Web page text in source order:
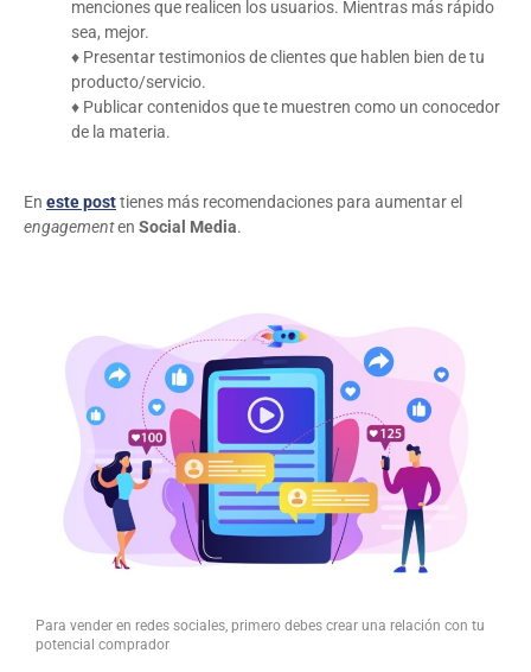
menciones que realicen los usuarios. Mientras más rápido
sea, mejor.
♦ Presentar testimonios de clientes que hablen bien de tu
producto/servicio.
♦ Publicar contenidos que te muestren como un conocedor
de la materia.
En este posttienes más recomendaciones para aumentar el
engagementen Social Media.
Para vender en redes sociales, primero debes crear una relación con tu
potencial comprador